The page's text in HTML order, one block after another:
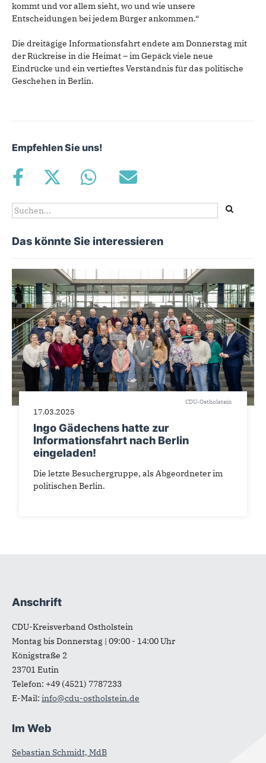
kommt und vor allem sieht, wo und wie unsere
Entscheidungen bei jedem Bürger ankommen.“
Die dreitägige Informationsfahrt endete am Donnerstag mit
der Rückreise in die Heimat – im Gepäck viele neue
Eindrücke und ein vertieftes Verständnis für das politische
Geschehen in Berlin.
Empfehlen Sie uns!
Suchformular
Suche
Das könnte Sie interessieren
CDU-Ostholstein
17.03.2025
Ingo Gädechens hatte zur
Informationsfahrt nach Berlin
eingeladen!
Die letzte Besuchergruppe, als Abgeordneter im
politischen Berlin.
Fußbereich
Anschrift
CDU-Kreisverband Ostholstein
Montag bis Donnerstag | 09:00 - 14:00 Uhr
Königstraße 2
23701 Eutin
Telefon: +49 (4521) 7787233
E-Mail: info@cdu-ostholstein.de
Im Web
Sebastian Schmidt, MdB